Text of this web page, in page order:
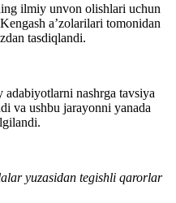
ilmiy unvon olishlari uchun
aʼzolarilari tomonidan
tasdiqlandi.
nashrga tavsiya
va ushbu jarayonni yanada
yuzasidan tegishli qarorlar